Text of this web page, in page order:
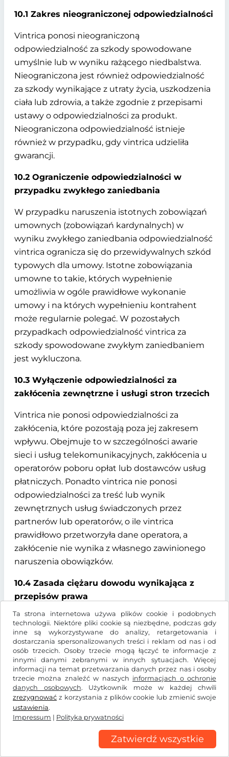
Ta strona internetowa używa plików cookie i podobnych
technologii. Niektóre pliki cookie są niezbędne, podczas gdy
inne są wykorzystywane do analizy, retargetowania i
dostarczania spersonalizowanych treści i reklam od nas i od
osób trzecich. Osoby trzecie mogą łączyć te informacje z
innymi danymi zebranymi w innych sytuacjach. Więcej
informacji na temat przetwarzania danych przez nas i osoby
trzecie można znaleźć w naszych informacjach o ochronie
danych osobowych. Użytkownik może w każdej chwili
zrezygnować z korzystania z plików cookie lub zmienić swoje
ustawienia.
Impressum | Polityka prywatności
Zatwierdź wszystkie
10.1 Zakres nieograniczonej odpowiedzialności
Vintrica ponosi nieograniczoną
odpowiedzialność za szkody spowodowane
umyślnie lub w wyniku rażącego niedbalstwa.
Nieograniczona jest również odpowiedzialność
za szkody wynikające z utraty życia, uszkodzenia
ciała lub zdrowia, a także zgodnie z przepisami
ustawy o odpowiedzialności za produkt.
Nieograniczona odpowiedzialność istnieje
również w przypadku, gdy vintrica udzieliła
gwarancji.
10.2 Ograniczenie odpowiedzialności w
przypadku zwykłego zaniedbania
W przypadku naruszenia istotnych zobowiązań
umownych (zobowiązań kardynalnych) w
wyniku zwykłego zaniedbania odpowiedzialność
vintrica ogranicza się do przewidywalnych szkód
typowych dla umowy. Istotne zobowiązania
umowne to takie, których wypełnienie
umożliwia w ogóle prawidłowe wykonanie
umowy i na których wypełnieniu kontrahent
może regularnie polegać. W pozostałych
przypadkach odpowiedzialność vintrica za
szkody spowodowane zwykłym zaniedbaniem
jest wykluczona.
10.3 Wyłączenie odpowiedzialności za
zakłócenia zewnętrzne i usługi stron trzecich
Vintrica nie ponosi odpowiedzialności za
zakłócenia, które pozostają poza jej zakresem
wpływu. Obejmuje to w szczególności awarie
sieci i usług telekomunikacyjnych, zakłócenia u
operatorów poboru opłat lub dostawców usług
płatniczych. Ponadto vintrica nie ponosi
odpowiedzialności za treść lub wynik
zewnętrznych usług świadczonych przez
partnerów lub operatorów, o ile vintrica
prawidłowo przetworzyła dane operatora, a
zakłócenie nie wynika z własnego zawinionego
naruszenia obowiązków.
10.4 Zasada ciężaru dowodu wynikająca z
przepisów prawa
Powyższe postanowienia dotyczące
odpowiedzialności nie wiążą się ze zmianą
ciężaru dowodu wynikającego z przepisów
prawa.
§ 11 Ochrona danych
11.1 Zasady przetwarzania danych osobowych i
podstawy prawne
Vintrica przetwarza dane osobowe użytkownika
w celu udostępnienia i prowadzenia konta